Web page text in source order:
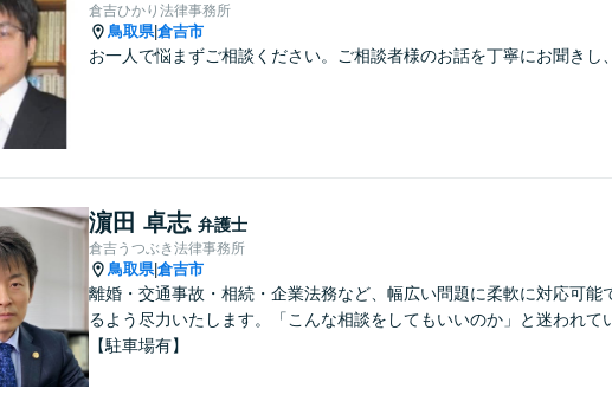
倉吉ひかり法律事務所
鳥取県|倉吉市
お一人で悩まずご相談ください。ご相談者様のお話を丁寧にお聞きし
濵田 卓志 弁護士
倉吉うつぶき法律事務所
鳥取県|倉吉市
離婚・交通事故・相続・企業法務など、幅広い問題に柔軟に対応可能
るよう尽力いたします。「こんな相談をしてもいいのか」と迷われて
【駐車場有】